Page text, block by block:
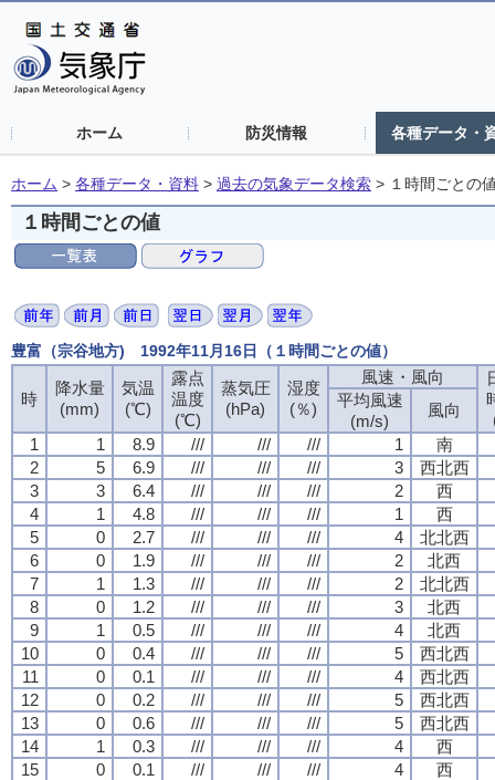
ホーム 防災情報 各種データ・
ホーム > 各種データ・資料 > 過去の気象データ検索 > １時間ごとの
１時間ごとの値
豊富（宗谷地方) 1992年11月16日（１時間ごとの値）
時
降水量
(mm)
気温
(℃)
露点
温度
(℃)
蒸気圧
(hPa)
湿度
(％)
風速・風向
平均風速
(m/s)
風向
1
1 8.9 /// /// /// 1
南
2
5 6.9 /// /// /// 3
西北西
3
3 6.4 /// /// /// 2
西
4
1 4.8 /// /// /// 1
西
5
0 2.7 /// /// /// 4
北北西
6
0 1.9 /// /// /// 2
北西
7
1 1.3 /// /// /// 2
北北西
8
0 1.2 /// /// /// 3
北西
9
1 0.5 /// /// /// 4
北西
10
0 0.4 /// /// /// 5
西北西
11
0 0.1 /// /// /// 4
西北西
12
0 0.2 /// /// /// 5
西北西
13
0 0.6 /// /// /// 5
西北西
14
1 0.3 /// /// /// 4
西
15
0 0.1 /// /// /// 4
西
時
降水量
(mm)
気温
(℃)
露点
温度
(℃)
蒸気圧
(hPa)
湿度
(％)
風速・風向
平均風速
(m/s)
風向
1
1 8.9 /// /// /// 1
南
2
5 6.9 /// /// /// 3
西北西
3
3 6.4 /// /// /// 2
西
4
1 4.8 /// /// /// 1
西
5
0 2.7 /// /// /// 4
北北西
6
0 1.9 /// /// /// 2
北西
7
1 1.3 /// /// /// 2
北北西
8
0 1.2 /// /// /// 3
北西
9
1 0.5 /// /// /// 4
北西
10
0 0.4 /// /// /// 5
西北西
11
0 0.1 /// /// /// 4
西北西
12
0 0.2 /// /// /// 5
西北西
13
0 0.6 /// /// /// 5
西北西
14
1 0.3 /// /// /// 4
西
15
0 0.1 /// /// /// 4
西
時
降水量
(mm)
気温
(℃)
露点
温度
(℃)
蒸気圧
(hPa)
湿度
(％)
風速・風向
平均風速
(m/s)
風向
1
1 8.9 /// /// /// 1
南
2
5 6.9 /// /// /// 3
西北西
3
3 6.4 /// /// /// 2
西
4
1 4.8 /// /// /// 1
西
5
0 2.7 /// /// /// 4
北北西
6
0 1.9 /// /// /// 2
北西
7
1 1.3 /// /// /// 2
北北西
8
0 1.2 /// /// /// 3
北西
9
1 0.5 /// /// /// 4
北西
10
0 0.4 /// /// /// 5
西北西
11
0 0.1 /// /// /// 4
西北西
12
0 0.2 /// /// /// 5
西北西
13
0 0.6 /// /// /// 5
西北西
14
1 0.3 /// /// /// 4
西
15
0 0.1 /// /// /// 4
西
時
降水量
(mm)
気温
(℃)
露点
温度
(℃)
蒸気圧
(hPa)
湿度
(％)
風速・風向
平均風速
(m/s)
風向
1
1 8.9 /// /// /// 1
南
2
5 6.9 /// /// /// 3
西北西
3
3 6.4 /// /// /// 2
西
4
1 4.8 /// /// /// 1
西
5
0 2.7 /// /// /// 4
北北西
6
0 1.9 /// /// /// 2
北西
7
1 1.3 /// /// /// 2
北北西
8
0 1.2 /// /// /// 3
北西
9
1 0.5 /// /// /// 4
北西
10
0 0.4 /// /// /// 5
西北西
11
0 0.1 /// /// /// 4
西北西
12
0 0.2 /// /// /// 5
西北西
13
0 0.6 /// /// /// 5
西北西
14
1 0.3 /// /// /// 4
西
15
0 0.1 /// /// /// 4
西